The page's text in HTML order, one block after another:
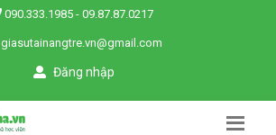
090.333.1985 - 09.87.87.0217
giasutainangtre.vn@gmail.com
Đăng nhập